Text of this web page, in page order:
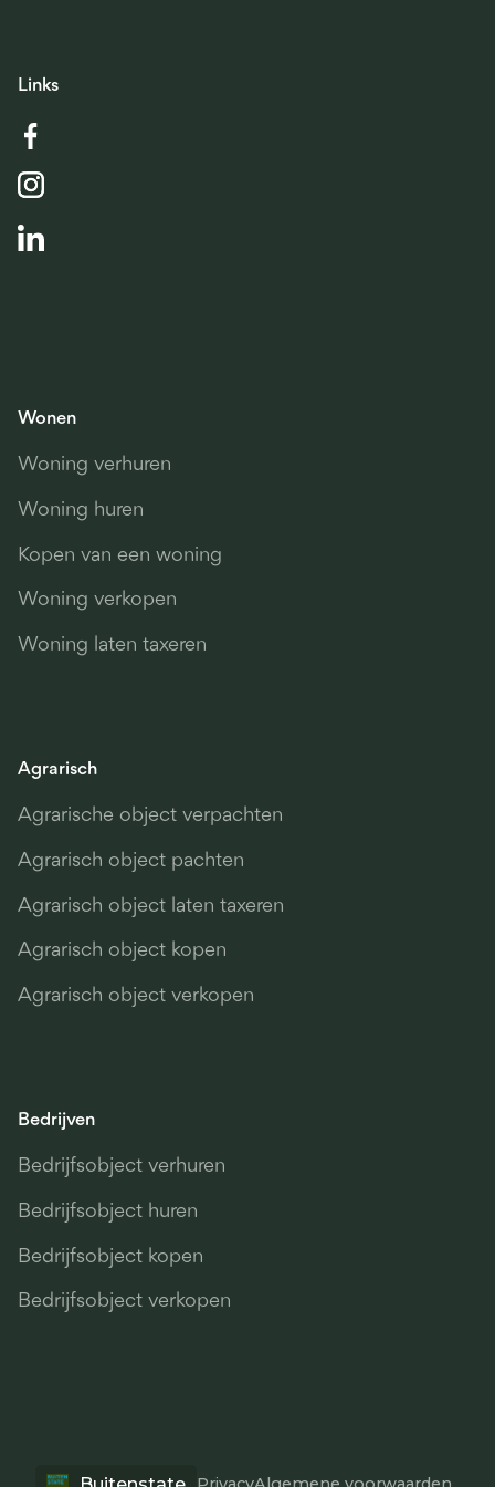
Links
Wonen
Woning verhuren
Woning huren
Kopen van een woning
Woning verkopen
Woning laten taxeren
Agrarisch
Agrarische object verpachten
Agrarisch object pachten
Agrarisch object laten taxeren
Agrarisch object kopen
Agrarisch object verkopen
Bedrijven
Bedrijfsobject verhuren
Bedrijfsobject huren
Bedrijfsobject kopen
Bedrijfsobject verkopen